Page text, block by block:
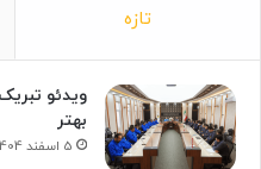
تازه
ویدئو
بهتر
5 اسفند 1404